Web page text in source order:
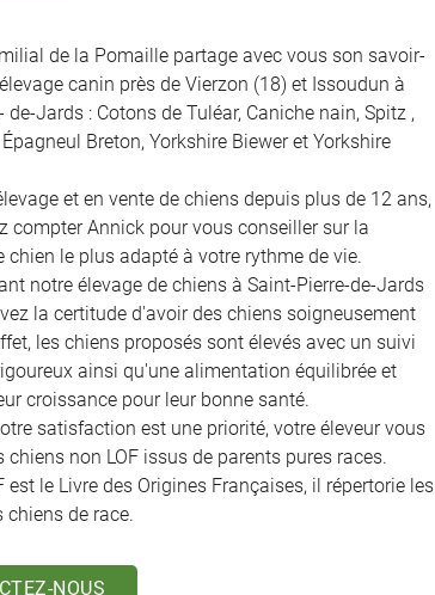
de la Pomaille partage avec vous son savoir-
canin près de Vierzon (18) et Issoudun à
de-Jards : Cotons de Tuléar, Caniche nain, Spitz ,
Breton, Yorkshire Biewer et Yorkshire
et en vente de chiens depuis plus de 12 ans,
compter Annick pour vous conseiller sur la
chien le plus adapté à votre rythme de vie.
notre élevage de chiens à Saint-Pierre-de-Jards
la certitude d'avoir des chiens soigneusement
les chiens proposés sont élevés avec un suivi
ainsi qu'une alimentation équilibrée et
croissance pour leur bonne santé.
satisfaction est une priorité, votre éleveur vous
chiens non LOF issus de parents pures races.
est le Livre des Origines Françaises, il répertorie les
chiens de race.
NOUS